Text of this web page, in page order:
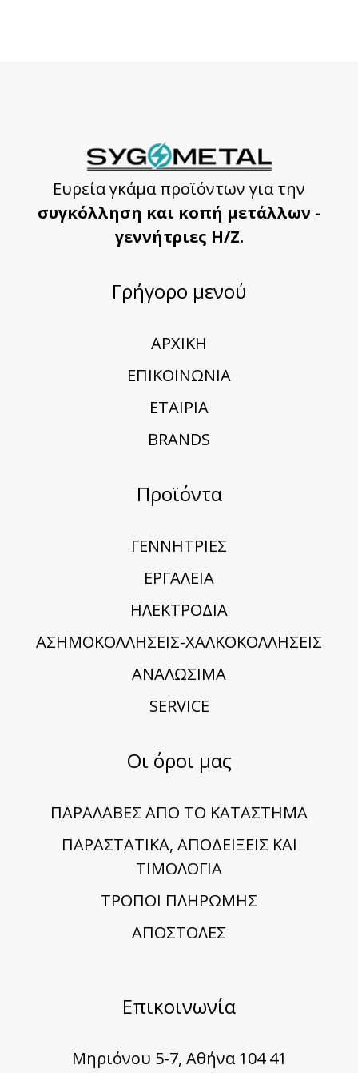
Ευρεία γκάμα προϊόντων για την
συγκόλληση και κοπή μετάλλων -
γεννήτριες Η/Ζ.
Γρήγορο μενού
ΑΡΧΙΚΗ
ΕΠΙΚΟΙΝΩΝΙΑ
ΕΤΑΙΡΙΑ
BRANDS
Προϊόντα
ΓΕΝΝΗΤΡΙΕΣ
ΕΡΓΑΛΕΙΑ
ΗΛΕΚΤΡΟΔΙΑ
ΑΣΗΜΟΚΟΛΛΗΣΕΙΣ-ΧΑΛΚΟΚΟΛΛΗΣΕΙΣ
ΑΝΑΛΩΣΙΜΑ
SERVICE
Οι όροι μας
ΠΑΡΑΛΑΒΕΣ ΑΠΟ ΤΟ ΚΑΤΑΣΤΗΜΑ
ΠΑΡΑΣΤΑΤΙΚΑ, ΑΠΟΔΕΙΞΕΙΣ ΚΑΙ
ΤΙΜΟΛΟΓΙΑ
TΡΟΠΟΙ ΠΛΗΡΩΜΗΣ
ΑΠΟΣΤΟΛΕΣ
Επικοινωνία
Μηριόνου 5-7, Αθήνα 104 41